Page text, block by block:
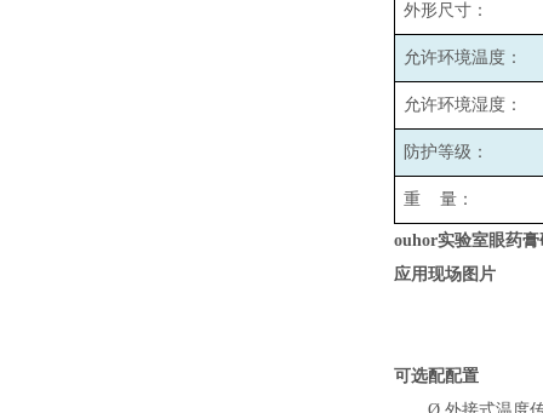
外形尺寸：
允许环境温度：
允许环境湿度：
防护等级：
重 量：
ouhor实验室眼药
应用现场图片
可选配配置